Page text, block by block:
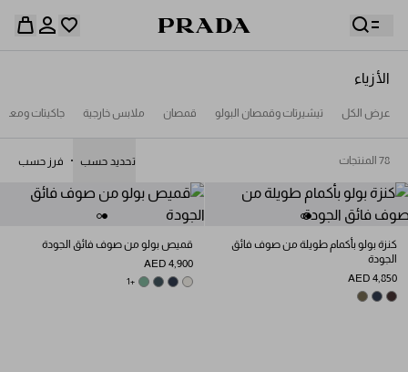
حقيبة التسوق فارغة
حقيبة التسوق فارغة
سجِّل الدخول أو أنشئ حسابك الشخصي
قائمة أمنياتك فارغة. استكشفوا المجموعات، واحفظوا
الأزياء
عرض الكل تيشيرتات وقمصان البولو قمصان ملابس خارجية جاكيتات
78 المنتجات تحديد حسب فرز حسب
كنزة بولو بأكمام طويلة من صوف فائق
الجودة
AED 4,850
DARK BROWN
NAVY
FOREST GREEN
قميص بولو من صوف فائق الجودة
AED 4,900
CHALK WHITE
NAVY
BOTTLE GREEN
SAGE GREEN
+1